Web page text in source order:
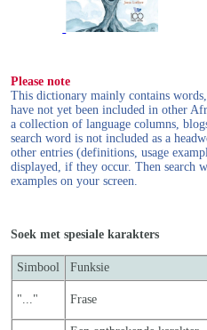
Please note
This dictionary mainly contains
have not yet been included in other
a collection of language columns,
search word is not included as a
other entries (definitions, usage
displayed, if they occur. Then search
examples on your screen.
Soek met spesiale karakters
Simbool Funksie
"..." Frase